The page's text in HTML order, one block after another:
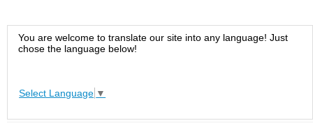
You are welcome to translate our site into any language! Just
chose the language below!
Select Language ▼